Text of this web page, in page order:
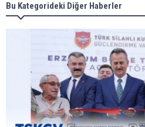
Bu Kategorideki Diğer Haberler